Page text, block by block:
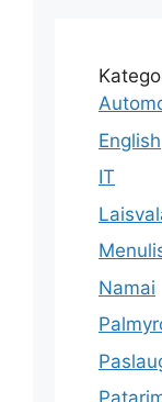
English
IT
Namai